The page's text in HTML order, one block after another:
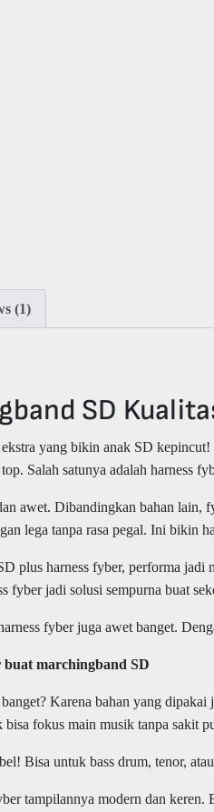
(1)
SD
yang bikin anak SD
Salah satunya adalah harness
awet. Dibandingkan bahan lain,
lega tanpa rasa pegal. Ini bikin
plus harness fyber, performa
fyber jadi solusi sempurna buat
fyber juga awet banget.
marchingband SD
Karena bahan yang
fokus main musik tanpa sakit
Bisa untuk bass drum, tenor,
tampilannya modern dan